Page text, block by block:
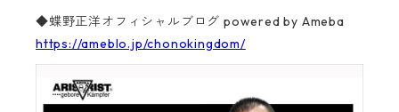
◆蝶野正洋オフィシャルブログ powered by Ameba
https://ameblo.jp/chonokingdom/